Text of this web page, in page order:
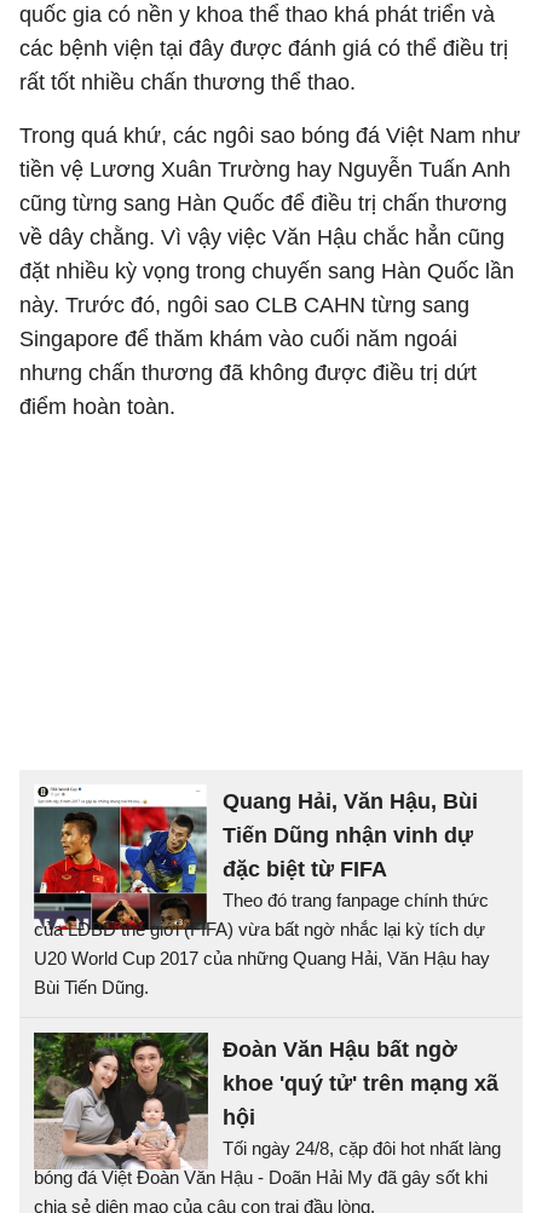
quốc gia có nền y khoa thể thao khá phát triển và
các bệnh viện tại đây được đánh giá có thể điều trị
rất tốt nhiều chấn thương thể thao.
Trong quá khứ, các ngôi sao bóng đá Việt Nam như
tiền vệ Lương Xuân Trường hay Nguyễn Tuấn Anh
cũng từng sang Hàn Quốc để điều trị chấn thương
về dây chằng. Vì vậy việc Văn Hậu chắc hẳn cũng
đặt nhiều kỳ vọng trong chuyến sang Hàn Quốc lần
này. Trước đó, ngôi sao CLB CAHN từng sang
Singapore để thăm khám vào cuối năm ngoái
nhưng chấn thương đã không được điều trị dứt
điểm hoàn toàn.
Quang Hải, Văn Hậu, Bùi
Tiến Dũng nhận vinh dự
đặc biệt từ FIFA
Theo đó trang fanpage chính thức
của LĐBĐ thế giới (FIFA) vừa bất ngờ nhắc lại kỳ tích dự
U20 World Cup 2017 của những Quang Hải, Văn Hậu hay
Bùi Tiến Dũng.
Đoàn Văn Hậu bất ngờ
khoe 'quý tử' trên mạng xã
hội
Tối ngày 24/8, cặp đôi hot nhất làng
bóng đá Việt Đoàn Văn Hậu - Doãn Hải My đã gây sốt khi
chia sẻ diện mạo của cậu con trai đầu lòng.